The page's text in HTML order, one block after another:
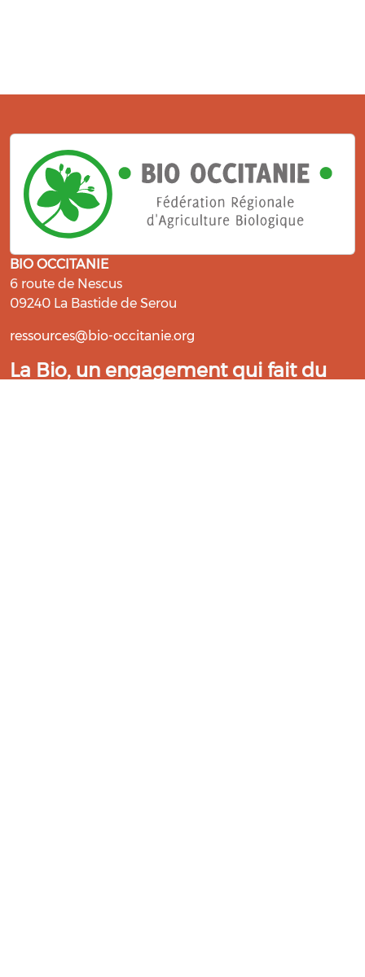
BIO OCCITANIE
6 route de Nescus
09240 La Bastide de Serou
ressources@bio-occitanie.org
La Bio, un engagement qui fait du